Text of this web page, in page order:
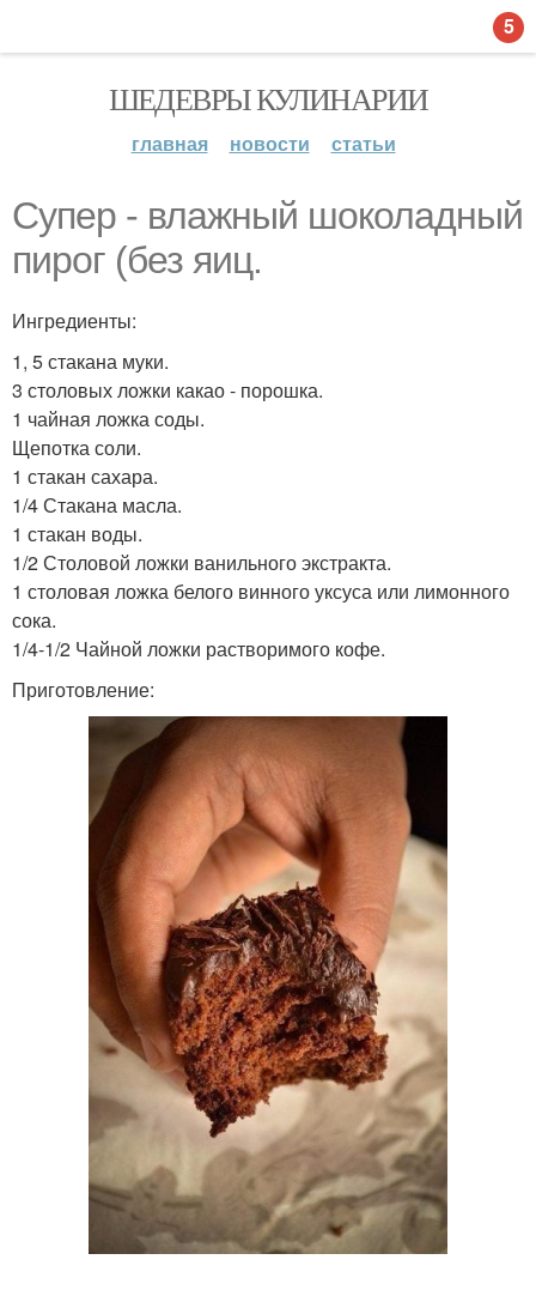
ШЕДЕВРЫ КУЛИНАРИИ
главная новости статьи
Супер - влажный шоколадный
пирог (без яиц.
Ингредиенты:
1, 5 стакана муки.
3 столовых ложки какао - порошка.
1 чайная ложка соды.
Щепотка соли.
1 стакан сахара.
1/4 Стакана масла.
1 стакан воды.
1/2 Столовой ложки ванильного экстракта.
1 столовая ложка белого винного уксуса или лимонного
сока.
1/4-1/2 Чайной ложки растворимого кофе.
Приготовление:
5